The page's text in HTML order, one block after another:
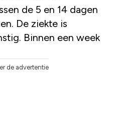
de 5 en 14 dagen
De ziekte is
Binnen een week
de advertentie